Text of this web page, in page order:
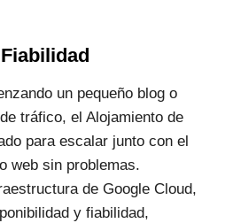
un pequeño blog o
tráfico, el Alojamiento de
para escalar junto con el
web sin problemas.
de Google Cloud,
y fiabilidad,